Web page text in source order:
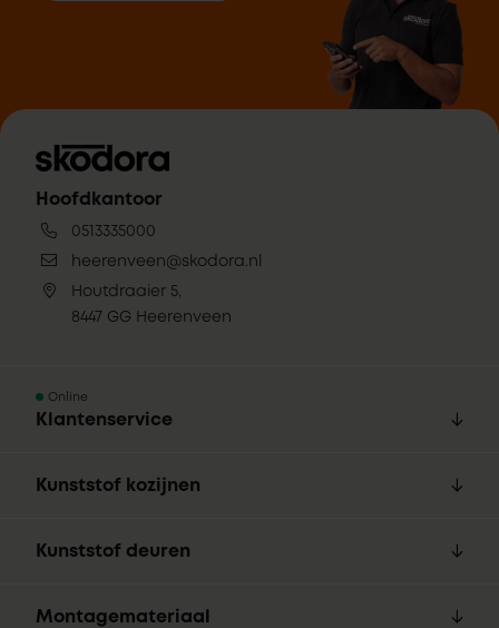
Hoofdkantoor
0513335000
heerenveen@skodora.nl
Houtdraaier 5,
8447 GG Heerenveen
Online
Klantenservice
Kunststof kozijnen
Kunststof deuren
Montagemateriaal